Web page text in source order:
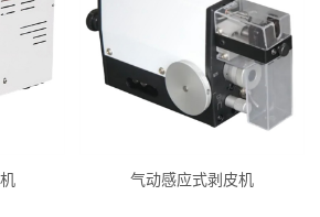
气动感应式剥皮机